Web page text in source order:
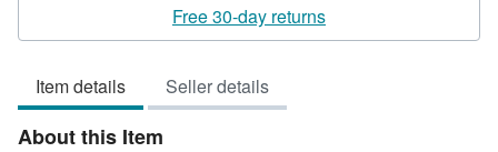
5
of
5
stars
Free 30-day returns
Item details Seller details
About this Item